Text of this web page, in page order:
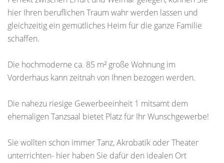
hier Ihren beruflichen Traum wahr werden lassen und
gleichzeitig ein gemütliches Heim für die ganze Familie
schaffen.
Die hochmoderne ca. 85 m² große Wohnung im
Vorderhaus kann zeitnah von Ihnen bezogen werden.
Die nahezu riesige Gewerbeeinheit 1 mitsamt dem
ehemaligen Tanzsaal bietet Platz für Ihr Wunschgewerbe!
Sie wollten schon immer Tanz, Akrobatik oder Theater
unterrichten- hier haben Sie dafür den idealen Ort